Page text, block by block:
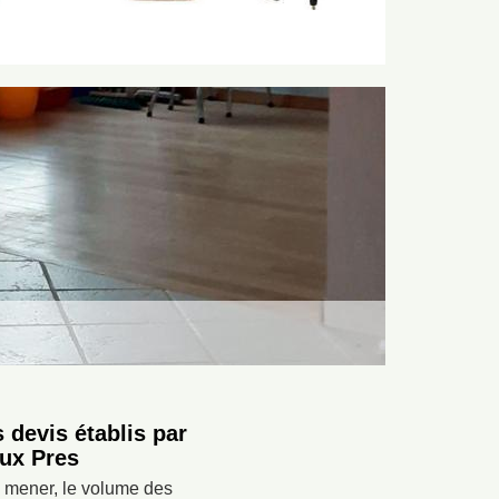
devis établis par
Pres
le volume des